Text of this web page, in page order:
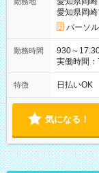
愛知県岡崎
パーソ
勤務時間
930～
実働時間
は固定休
フト！ 残
特徴 日払いOK
気になる！